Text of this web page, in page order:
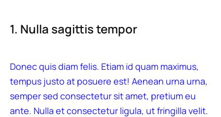
1. Nulla sagittis tempor
Donec quis diam felis. Etiam id quam maximus,
tempus justo at posuere est! Aenean urna urna,
semper sed consectetur sit amet, pretium eu
ante. Nulla et consectetur ligula, ut fringilla velit.